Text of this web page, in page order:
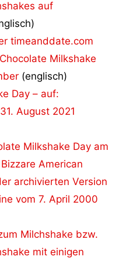
auf
timeanddate.com
Milkshake
(englisch)
Day – auf:
August 2021
Milkshake Day am
American
archivierten Version
vom 7. April 2000
Milchshake bzw.
mit einigen